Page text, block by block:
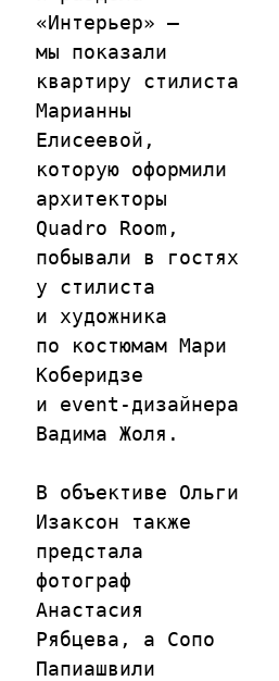
«Интерьер» —
мы показали
квартиру стилиста
Марианны
Елисеевой,
которую оформили
архитекторы
Quadro Room,
побывали в гостях
у стилиста
и художника
по костюмам Мари
Коберидзе
и event-дизайнера
Вадима Жоля.
В объективе Ольги
Изаксон также
предстала
фотограф
Анастасия
Рябцева, а Сопо
Папиашвили